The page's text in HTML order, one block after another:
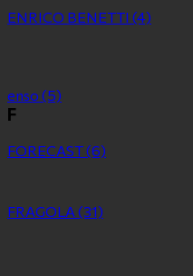
ENRICO BENETTI (4)
enso (5)
F
FORECAST(6)
FRAGOLA (31)